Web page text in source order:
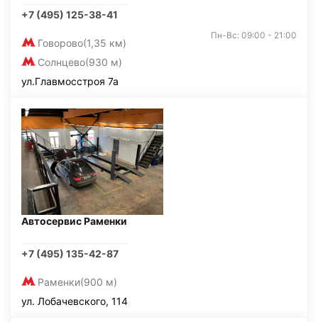
+7 (495) 125-38-41
Говорово(1,35 км)
Солнцево(930 м)
Пн-Вс: 09:00 - 21:00
ул.Главмосстроя 7а
Автосервис Раменки
+7 (495) 135-42-87
Раменки(900 м)
ул. Лобачевского, 114